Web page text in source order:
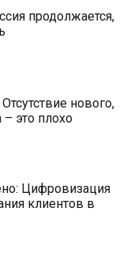
продолжается,
нового,
– это плохо
Цифровизация
клиентов в